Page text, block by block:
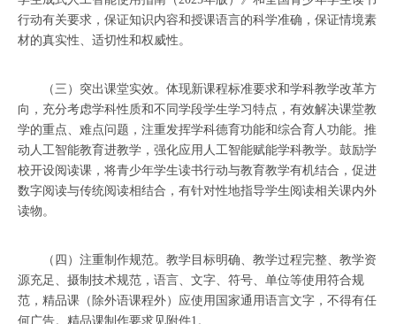
行动有关要求，保证知识内容和授课语言的科学准确，保证情境素
材的真实性、适切性和权威性。
（三）突出课堂实效。体现新课程标准要求和学科教学改革方
向，充分考虑学科性质和不同学段学生学习特点，有效解决课堂教
学的重点、难点问题，注重发挥学科德育功能和综合育人功能。推
动人工智能教育进教学，强化应用人工智能赋能学科教学。鼓励学
校开设阅读课，将青少年学生读书行动与教育教学有机结合，促进
数字阅读与传统阅读相结合，有针对性地指导学生阅读相关课内外
读物。
（四）注重制作规范。教学目标明确、教学过程完整、教学资
源充足、摄制技术规范，语言、文字、符号、单位等使用符合规
范，精品课（除外语课程外）应使用国家通用语言文字，不得有任
何广告。精品课制作要求见附件1。